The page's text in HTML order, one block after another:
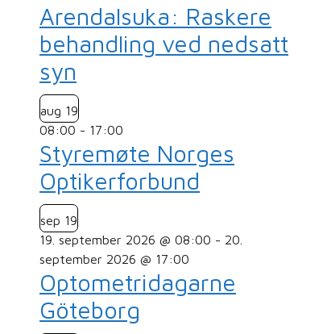
Arendalsuka: Raskere
behandling ved nedsatt
syn
aug 19
08:00 - 17:00
Styremøte Norges
Optikerforbund
sep 19
19. september 2026 @ 08:00 - 20.
september 2026 @ 17:00
Optometridagarne
Göteborg